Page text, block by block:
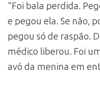
“Foi bala perdida.
e pegou ela. Se não,
pegou só de raspão.
médico liberou. Foi
avó da menina em